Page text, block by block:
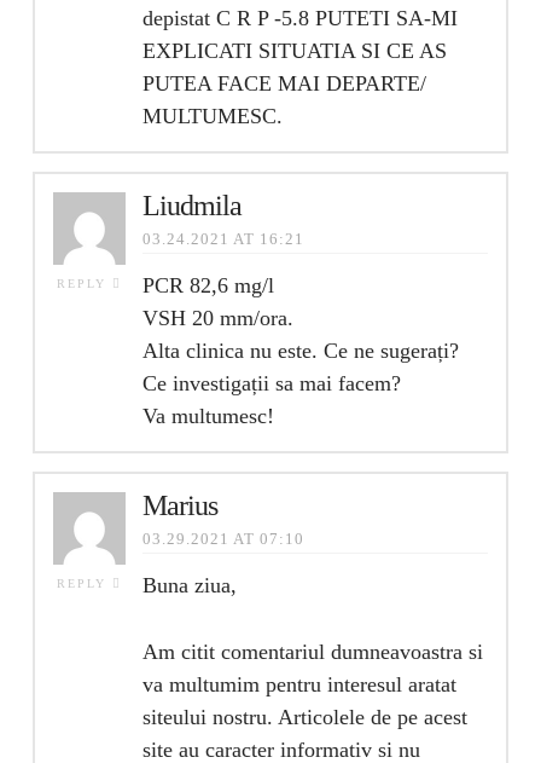
depistat C R P -5.8 PUTETI SA-MI
EXPLICATI SITUATIA SI CE AS
PUTEA FACE MAI DEPARTE/
MULTUMESC.
REPLY
Liudmila
03.24.2021 AT 16:21
PCR 82,6 mg/l
VSH 20 mm/ora.
Alta clinica nu este. Ce ne sugerați?
Ce investigații sa mai facem?
Va multumesc!
REPLY
Marius
03.29.2021 AT 07:10
Buna ziua,
Am citit comentariul dumneavoastra si
va multumim pentru interesul aratat
siteului nostru. Articolele de pe acest
site au caracter informativ si nu